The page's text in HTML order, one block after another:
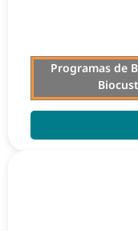
Programas de